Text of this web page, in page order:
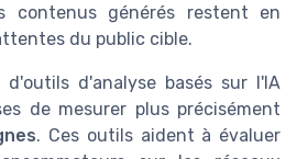
contenus générés restent en
du public cible.
d'analyse basés sur l'IA
de mesurer plus précisément
. Ces outils aident à évaluer